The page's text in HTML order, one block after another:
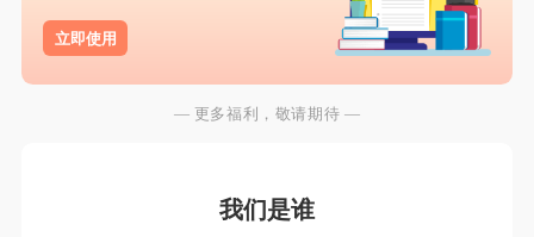
立即使用
— 更多福利，敬请期待 —
我们是谁